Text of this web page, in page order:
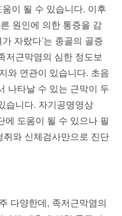
움이 될 수 있습니다. 이후
원인에 의한 통증을 감
자랐다’는 종골의 골증
저근막염의 심한 정도보
와 연관이 있습니다. 초음
나타날 수 있는 근막이 두
습니다. 자기공명영상
에 도움이 될 수 있으나 필
와 신체검사만으로 진단
다양한데, 족저근막염의